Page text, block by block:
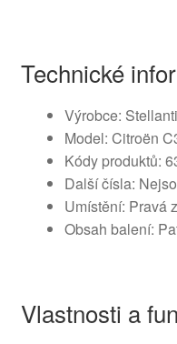
Technické
Výrobce:
Model: Citroën
Kódy produktů:
Další čísla:
Umístění: Pravá
Obsah balení:
Vlastnosti a